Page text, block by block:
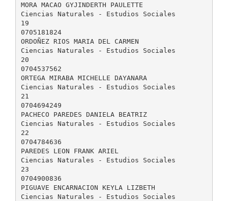
MORA MACAO GYJINDERTH PAULETTE
Ciencias Naturales - Estudios Sociales
19
0705181824
ORDOÑEZ RIOS MARIA DEL CARMEN
Ciencias Naturales - Estudios Sociales
20
0704537562
ORTEGA MIRABA MICHELLE DAYANARA
Ciencias Naturales - Estudios Sociales
21
0704694249
PACHECO PAREDES DANIELA BEATRIZ
Ciencias Naturales - Estudios Sociales
22
0704784636
PAREDES LEON FRANK ARIEL
Ciencias Naturales - Estudios Sociales
23
0704900836
PIGUAVE ENCARNACION KEYLA LIZBETH
Ciencias Naturales - Estudios Sociales